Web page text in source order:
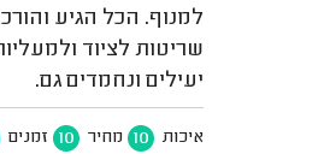
למנוף. הכל הגיע
שריטות לציוד
יעילים ונחמדים גם.
איכות 10 מחיר 10 זמנים